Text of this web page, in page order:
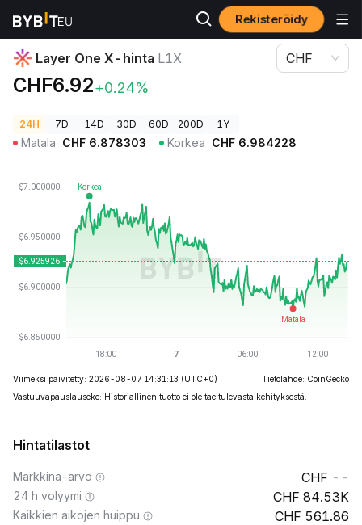
Rekisteröidy
Kryptohinnat
Layer One X-hinta L1X
CHF6.92+0.24%
CHF
24H 7D 14D 30D 60D 200D 1Y
Matala CHF 6.878303 Korkea CHF 6.984228
Viimeksi päivitetty: 2026-08-07 14:31:13 (UTC+0)
Tietolähde: CoinGecko
Vastuuvapauslauseke: Historiallinen tuotto ei ole tae tulevasta kehityksestä.
Hintatilastot
Markkina-arvo --
24 h volyymi 84.53K
Kaikkien aikojen huippu 561.86